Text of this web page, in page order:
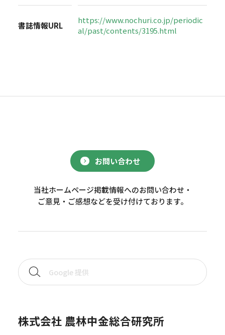
書誌情報URL
https://www.nochuri.co.jp/periodic
al/past/contents/3195.html
お問い合わせ
当社ホームページ掲載情報へのお問い合わせ・
ご意見・ご感想などを受け付けております。
株式会社 農林中金総合研究所